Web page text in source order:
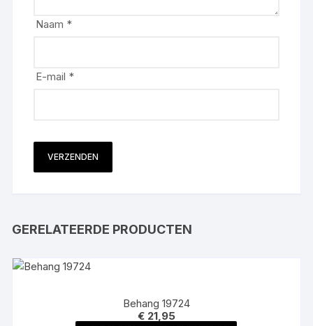
Naam *
E-mail *
GERELATEERDE PRODUCTEN
Behang 19724
€21,95